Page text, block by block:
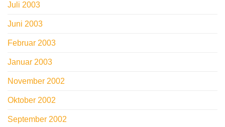
Juli 2003
Juni 2003
Februar 2003
Januar 2003
November 2002
Oktober 2002
September 2002